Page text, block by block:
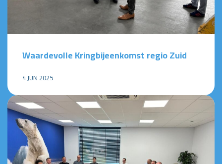
Waardevolle Kringbijeenkomst regio Zuid
4 JUN 2025